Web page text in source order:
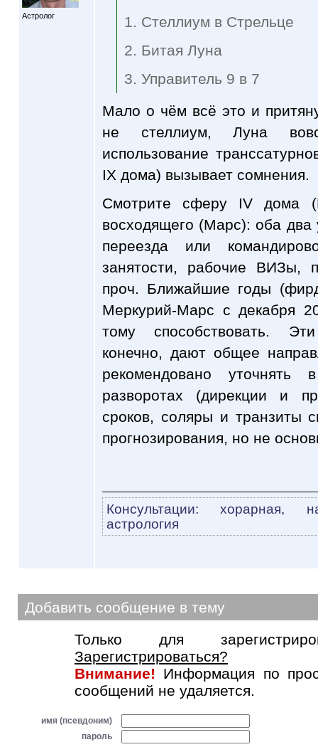
Астролог
1. Стеллиум в Стрельце
2. Битая Луна
3. Управитель 9 в 7
Мало о чём всё это и
не стеллиум, Луна
использование
IX дома) вызывает сомнения.
Смотрите сферу IV дома
восходящего (Марс): оба два
переезда или
занятости, рабочие ВИЗы,
проч. Ближайшие годы
Меркурий-Марс с декабря
тому способствовать.
конечно, дают общее
рекомендовано уточнять
разворотах (дирекции и
сроков, соляры и транзиты
прогнозирования, но не
Консультации: хорарная,
астрология
Добавить сообщение в тему
Только для
Зарегистрироваться?
Внимание! Информация по
сообщений не удаляется.
имя (псевдоним)
пароль